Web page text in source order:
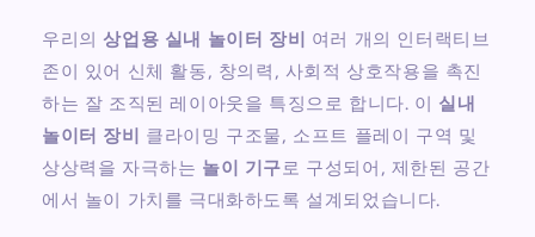
우리의 상업용 실내 놀이터 장비
여러 개의 인터랙티브
존이 있어 신체 활동, 창의력, 사회적 상호작용을 촉진
하는 잘 조직된 레이아웃을 특징으로 합니다. 이 실내
놀이터 장비
클라이밍 구조물, 소프트 플레이 구역 및
상상력을 자극하는 놀이 기구로 구성되어, 제한된 공간
에서 놀이 가치를 극대화하도록 설계되었습니다.